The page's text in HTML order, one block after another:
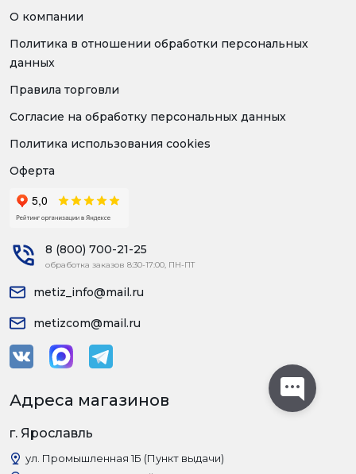
О компании
Политика в отношении обработки персональных
данных
Правила торговли
Согласие на обработку персональных данных
Политика использования cookies
Оферта
8 (800) 700-21-25
обработка заказов 8:30-17:00, ПН-ПТ
metiz_info@mail.ru
metizcom@mail.ru
Адреса магазинов
г. Ярославль
ул. Промышленная 1Б (Пункт выдачи)